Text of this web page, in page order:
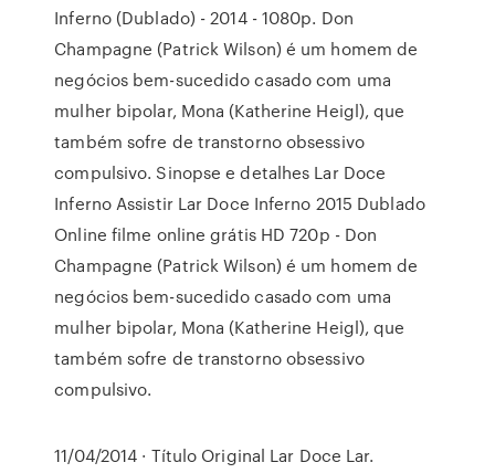
Inferno (Dublado) - 2014 - 1080p. Don
Champagne (Patrick Wilson) é um homem de
negócios bem-sucedido casado com uma
mulher bipolar, Mona (Katherine Heigl), que
também sofre de transtorno obsessivo
compulsivo. Sinopse e detalhes Lar Doce
Inferno Assistir Lar Doce Inferno 2015 Dublado
Online filme online grátis HD 720p - Don
Champagne (Patrick Wilson) é um homem de
negócios bem-sucedido casado com uma
mulher bipolar, Mona (Katherine Heigl), que
também sofre de transtorno obsessivo
compulsivo.
11/04/2014 · Título Original Lar Doce Lar.